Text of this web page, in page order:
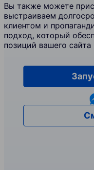
Вы также можете
выстраиваем
клиентом и
подход, который
позиций вашего